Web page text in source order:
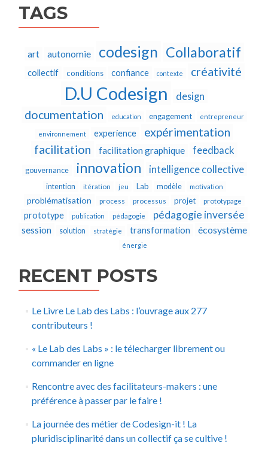
TAGS
art autonomie codesign Collaboratif
collectif conditions confiance contexte créativité
D.U Codesign design
documentation education engagement entrepreneur
environnement experience
expérimentation
facilitation
facilitation graphique feedback
gouvernance innovation intelligence collective
intention itération jeu Lab modèle motivation
problématisation process processus projet prototypage
prototype publication pédagogie pédagogie inversée
session solution stratégie transformation écosystème
énergie
RECENT POSTS
Le Livre Le Lab des Labs : l’ouvrage aux 277
contributeurs !
« Le Lab des Labs » : le télecharger librement ou
commander en ligne
Rencontre avec des facilitateurs-makers : une
préférence à passer par le faire !
La journée des métier de Codesign-it ! La
pluridisciplinarité dans un collectif ça se cultive !